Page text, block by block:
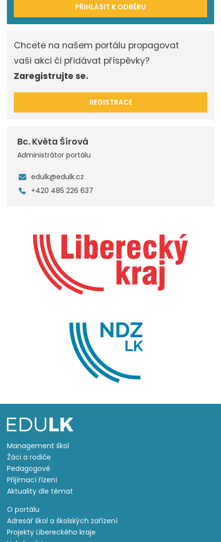
PŘIHLÁSIT K ODBĚRU
Chcete na našem portálu propagovat
vaši akci či přidávat příspěvky?
Zaregistrujte se.
REGISTRACE
Bc. Květa Šírová
Administrátor portálu
edulk@edulk.cz
+420 485 226 637
Management škol
Žáci a rodiče
Pedagogové
Přijímací řízení
Aktuality dle témat
O portálu
Adresář škol a školských zařízení
Projekty Libereckého kraje